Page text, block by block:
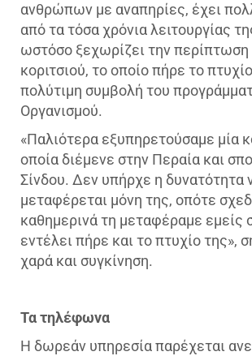
ανθρώπων με αναπηρίες, έχει
από τα τόσα χρόνια λειτουργίας
ωστόσο ξεχωρίζει την περίπτωση
κοριτσιού, το οποίο πήρε το
πολύτιμη συμβολή του
Οργανισμού.
«Παλιότερα εξυπηρετούσαμε μία
οποία διέμενε στην Περαία και
Σίνδου. Δεν υπήρχε η δυνατότητα
μεταφέρεται μόνη της, οπότε
καθημερινά τη μεταφέραμε εμείς
εντέλει πήρε και το πτυχίο της»,
χαρά και συγκίνηση.
Τα τηλέφωνα
Η δωρεάν υπηρεσία παρέχεται